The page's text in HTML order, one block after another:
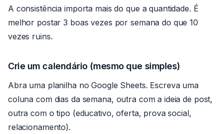
A consistência importa mais do que a quantidade. É
melhor postar 3 boas vezes por semana do que 10
vezes ruins.
Crie um calendário (mesmo que simples)
Abra uma planilha no Google Sheets. Escreva uma
coluna com dias da semana, outra com a ideia de post,
outra com o tipo (educativo, oferta, prova social,
relacionamento).